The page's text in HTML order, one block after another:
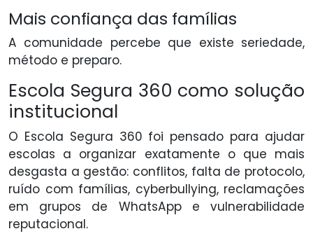
Mais confiança das famílias
A comunidade percebe que existe seriedade,
método e preparo.
Escola Segura 360 como solução
institucional
O Escola Segura 360 foi pensado para ajudar
escolas a organizar exatamente o que mais
desgasta a gestão: conflitos, falta de protocolo,
ruído com famílias, cyberbullying, reclamações
em grupos de WhatsApp e vulnerabilidade
reputacional.